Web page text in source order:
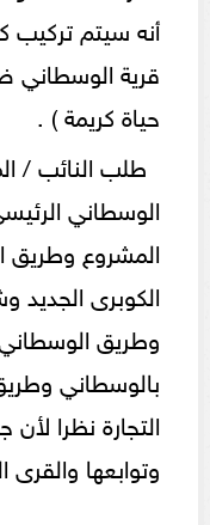
أنه سيتم تركيب
قرية الوسطاني
حياة كريمة ) .
طلب النائب /
الوسطاني
المشروع وطريق
الكوبرى الجديد
وطريق الوسطاني
بالوسطاني
التجارة نظرا
وتوابعها والقرى